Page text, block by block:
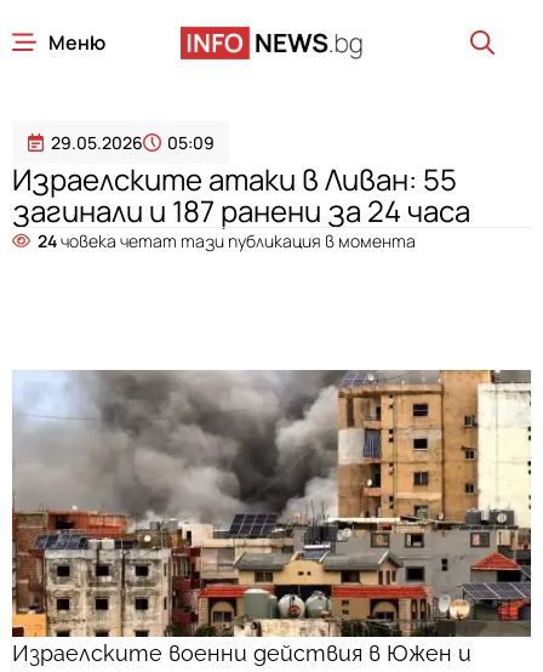
Меню
29.05.2026 05:09
Израелските атаки в Ливан: 55
загинали и 187 ранени за 24 часа
24човека четат тази публикация в момента
Израелските военни действия в Южен и